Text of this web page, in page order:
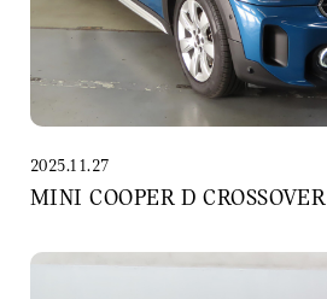
2025.11.27
MINI COOPER D CROSSOVER